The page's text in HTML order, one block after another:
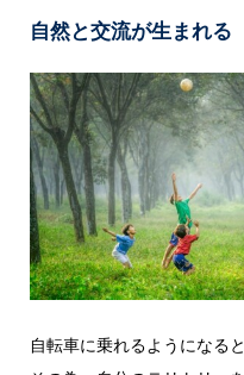
自然と交流が生まれる
自転車に乗れるようになる